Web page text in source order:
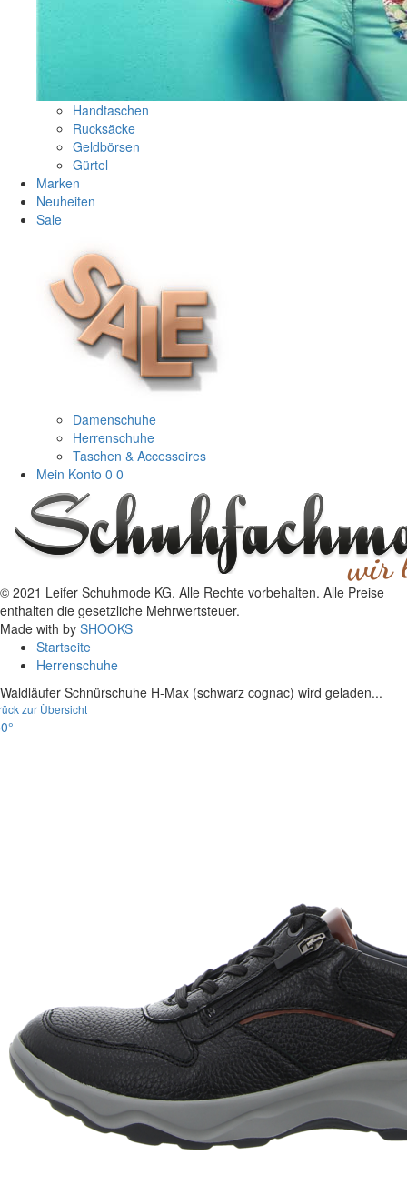
Handtaschen
Rucksäcke
Geldbörsen
Gürtel
Marken
Neuheiten
Sale
Damenschuhe
Herrenschuhe
Taschen & Accessoires
Mein Konto 0 0
© 2021 Leifer Schuhmode KG. Alle Rechte vorbehalten. Alle Preise
enthalten die gesetzliche Mehrwertsteuer.
Made with by SHOOKS
Startseite
Herrenschuhe
Waldläufer Schnürschuhe H-Max (schwarz cognac) wird geladen...
zur Übersicht